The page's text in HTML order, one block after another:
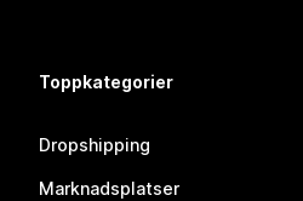
Toppkategorier
Dropshipping
Marknadsplatser